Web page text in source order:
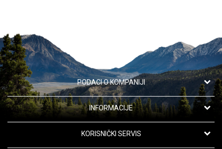
PODACI O KOMPANIJI
Apotekarska ustanova "Oaza zdravlja"
Kanarevo Brdo 42,
11191 Beograd, Srbija
INFORMACIJE
O nama
KORISNIČKI SERVIS